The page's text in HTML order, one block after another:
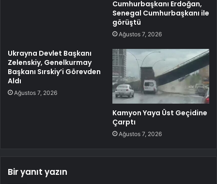
Cumhurbaşkanı Erdoğan,
Senegal Cumhurbaşkanı ile
görüştü
Ağustos 7, 2026
Ukrayna Devlet Başkanı
Zelenskiy, Genelkurmay
Başkanı Sırskiy’i Görevden
Aldı
Ağustos 7, 2026
Kamyon Yaya Üst Geçidine
Çarptı
Ağustos 7, 2026
Bir yanıt yazın